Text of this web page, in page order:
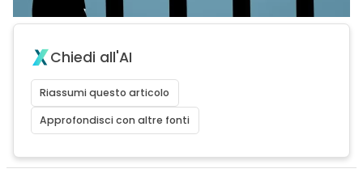
Chiedi all'AI
Riassumi questo articolo
Approfondisci con altre fonti